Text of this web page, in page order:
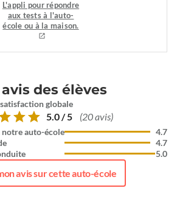
L'appli pour répondre
aux tests à l'auto-
école ou à la maison.
avis des élèves
globale
5.0 / 5 (20 avis)
notre auto-école
4.7
4.7
5.0
avis sur cette auto-école